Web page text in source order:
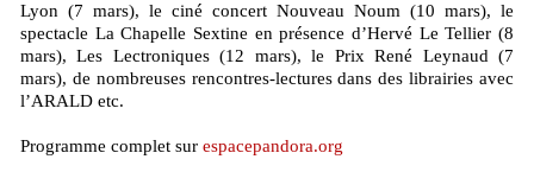
Lyon (7 mars), le ciné concert Nouveau Noum (10 mars), le
spectacle La Chapelle Sextine en présence d’Hervé Le Tellier (8
mars), Les Lectroniques (12 mars), le Prix René Leynaud (7
mars), de nombreuses rencontres-lectures dans des librairies avec
l’ARALD etc.
Programme complet sur espacepandora.org